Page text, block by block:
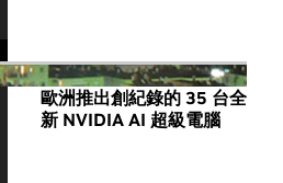
歐洲推出創紀錄的 35 台全
新 NVIDIA AI 超級電腦